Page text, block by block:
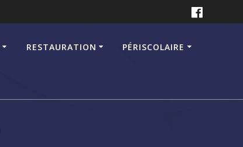
RESTAURATION PÉRISCOLAIRE